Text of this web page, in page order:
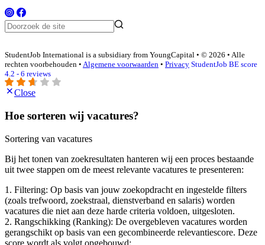
StudentJob International is a subsidiary from YoungCapital • © 2026 • Alle
rechten voorbehouden • Algemene voorwaarden • Privacy StudentJob BE score
4.2 - 6 reviews
Close
Hoe sorteren wij vacatures?
Sortering van vacatures
Bij het tonen van zoekresultaten hanteren wij een proces bestaande
uit twee stappen om de meest relevante vacatures te presenteren:
1. Filtering: Op basis van jouw zoekopdracht en ingestelde filters
(zoals trefwoord, zoekstraal, dienstverband en salaris) worden
vacatures die niet aan deze harde criteria voldoen, uitgesloten.
2. Rangschikking (Ranking): De overgebleven vacatures worden
gerangschikt op basis van een gecombineerde relevantiescore. Deze
score wordt als volgt opgebouwd: